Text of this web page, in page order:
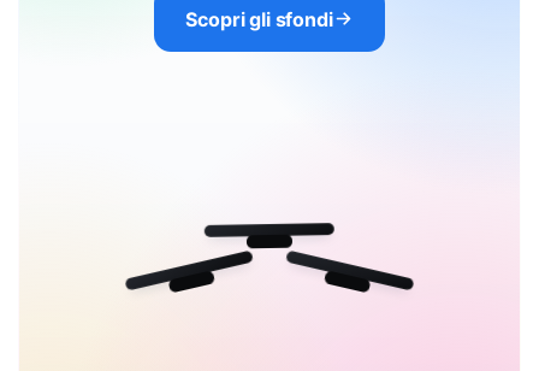
Scopri gli sfondi